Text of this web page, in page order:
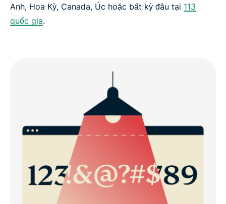
Anh, Hoa Kỳ, Canada, Úc hoặc bất kỳ đâu tại 113
quốc gia.